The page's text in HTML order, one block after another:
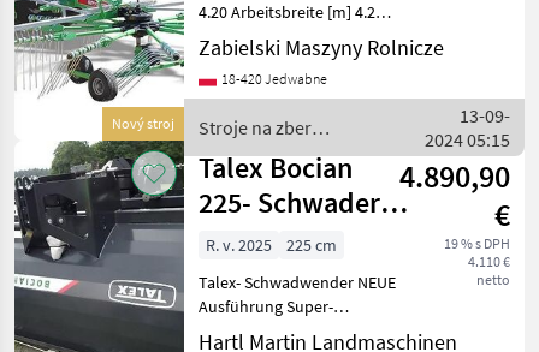
Nový stroj
4.20 Arbeitsbreite [m] 4.2
Mindestleistungsbedarf
[hp] 40 Zapfwellendrehzahl
[U/min] 540 Gewicht [kg]
11(6 klappba
Zabielski Maszyny Rolnicze
18-420 Jedwabne
Stroje na zber
objemových krmív / Talex
13-09-
2024 05:15
Talex Bocian
225- Schwader-
Wender 225-
Sonderpreis -
4.890,90
€
19 % s DPH
4.110 €
netto
R. v. 2025
225 cm
Talex- Schwadwender NEUE
Ausführung Super-
Sonderpreis nur solange
Hartl Martin Landmaschinen